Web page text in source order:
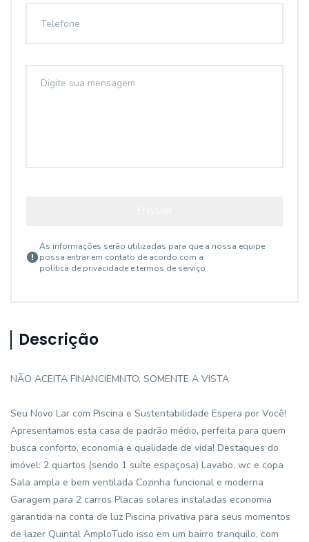
As informações serão utilizadas para que a nossa equipe
possa entrar em contato de acordo com a
política de privacidade e termos de serviço
Descrição
NÃO ACEITA FINANCIEMNTO, SOMENTE A VISTA
Seu Novo Lar com Piscina e Sustentabilidade Espera por Você!
Apresentamos esta casa de padrão médio, perfeita para quem
busca conforto, economia e qualidade de vida! Destaques do
imóvel: 2 quartos (sendo 1 suíte espaçosa) Lavabo, wc e copa
Sala ampla e bem ventilada Cozinha funcional e moderna
Garagem para 2 carros Placas solares instaladas economia
garantida na conta de luz Piscina privativa para seus momentos
de lazer Quintal AmploTudo isso em um bairro tranquilo, com